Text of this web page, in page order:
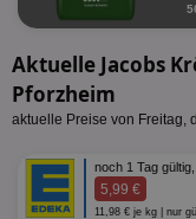
Aktuelle Jacobs
Pforzheim
aktuelle Preise von Freitag,
noch 1 Tag gültig,
5,99 €
11,98 € je kg | nur